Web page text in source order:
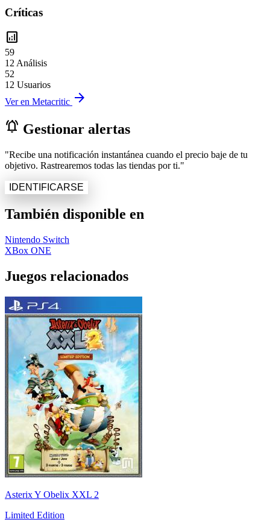
Críticas
analytics
59
12 Análisis
52
12 Usuarios
Ver en Metacritic arrow_forward
notifications_active Gestionar alertas
"Recibe una notificación instantánea cuando el precio baje de tu
objetivo. Rastrearemos todas las tiendas por ti."
IDENTIFICARSE
También disponible en
Nintendo Switch
XBox ONE
Juegos relacionados
Asterix Y Obelix XXL 2
Limited Edition